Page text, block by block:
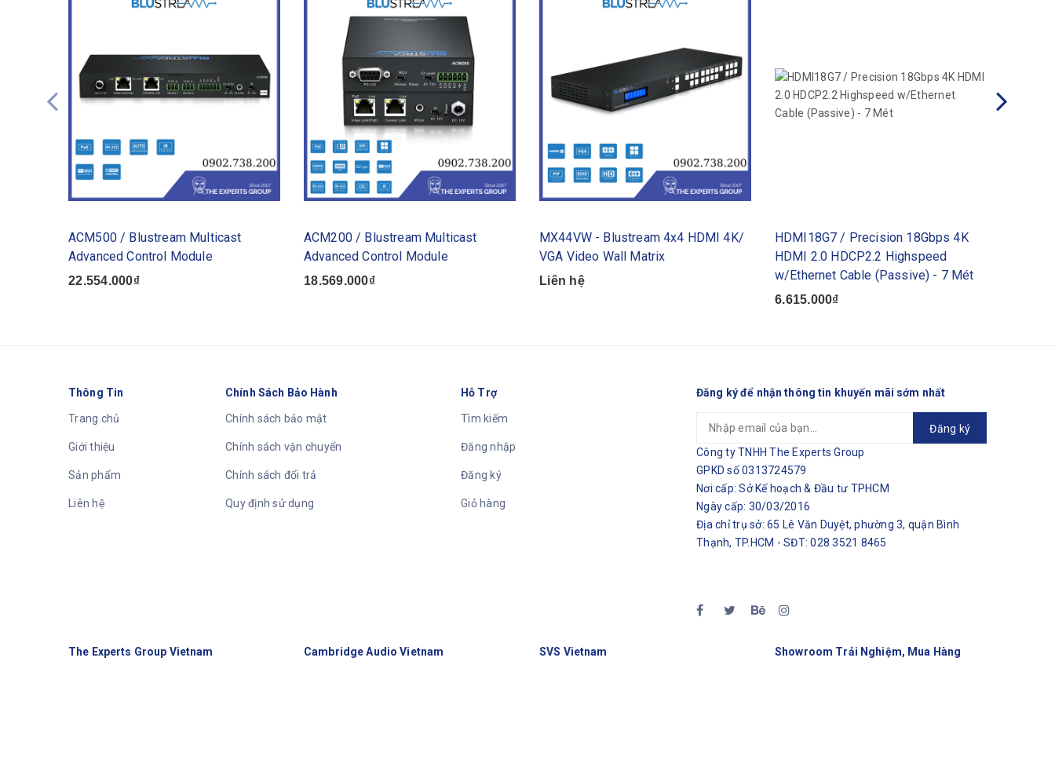
ACM500 / Blustream Multicast
Advanced Control Module
22.554.000₫
ACM200 / Blustream Multicast
Advanced Control Module
18.569.000₫
MX44VW - Blustream 4x4 HDMI 4K/
VGA Video Wall Matrix
Liên hệ
HDMI18G7 / Precision 18Gbps 4K
HDMI 2.0 HDCP2.2 Highspeed
w/Ethernet Cable (Passive) - 7 Mét
6.615.000₫
Thông Tin
Trang chủ
Giới thiệu
Sản phẩm
Liên hệ
Chính Sách Bảo Hành
Chính sách bảo mật
Chính sách vận chuyển
Chính sách đổi trả
Quy định sử dụng
Hỗ Trợ
Tìm kiếm
Đăng nhập
Đăng ký
Giỏ hàng
Đăng ký để nhận thông tin khuyến mãi sớm nhất
Đăng ký
Công ty TNHH The Experts Group
GPKD số 0313724579
Nơi cấp: Sở Kế hoạch & Đầu tư TPHCM
Ngày cấp: 30/03/2016
Địa chỉ trụ sở: 65 Lê Văn Duyệt, phường 3, quận Bình
Thạnh, TP.HCM - SĐT: 028 3521 8465
The Experts Group Vietnam Cambridge Audio Vietnam SVS Vietnam Showroom Trải Nghiệm, Mua Hàng